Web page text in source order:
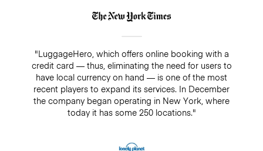
"LuggageHero, which offers online booking with a
credit card — thus, eliminating the need for users to
have local currency on hand — is one of the most
recent players to expand its services. In December
the company began operating in New York, where
today it has some 250 locations."